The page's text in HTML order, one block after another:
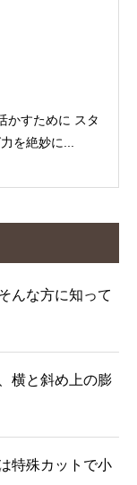
かすために スタ
を絶妙に...
んな方に知って
横と斜め上の膨
特殊カットで小